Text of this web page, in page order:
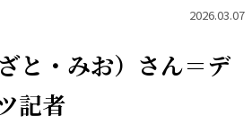
2026.03.07
と・みお）さん＝デ
記者